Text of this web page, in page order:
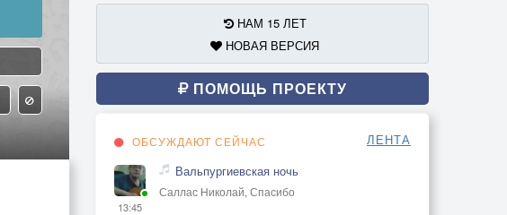
НАМ 15 ЛЕТ
НОВАЯ ВЕРСИЯ
ПОМОЩЬ ПРОЕКТУ
ОБСУЖДАЮТ СЕЙЧАС ЛЕНТА
13:45
Вальпургиевская ночь
Саллас Николай, Спасибо